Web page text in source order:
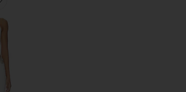
ПЛАТЬЕ CAMILA